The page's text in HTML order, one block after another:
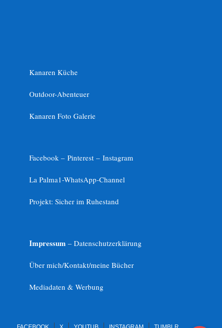
Kanaren Küche
Outdoor-Abenteuer
Kanaren Foto Galerie
Facebook – Pinterest – Instagram
La Palma1-WhatsApp-Channel
Projekt: Sicher im Ruhestand
Impressum – Datenschutzerklärung
Über mich/Kontakt/meine Bücher
Mediadaten & Werbung